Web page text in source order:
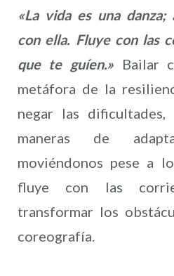
«La vida es una
con ella. Fluye con las
que te guíen.» Bailar
metáfora de la
negar las
maneras de
moviéndonos pese a
fluye con las
transformar los
coreografía.